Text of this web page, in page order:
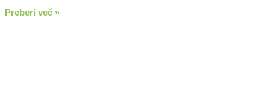
Preberi več »